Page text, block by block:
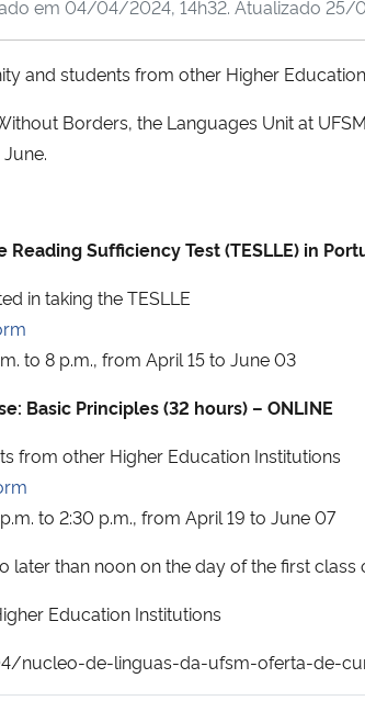
em 04/04/2024, 14h32. Atualizado 25/
and students from other Higher
Borders, the Languages Unit at
Sufficiency Test (TESLLE) in
in taking the TESLLE
to 8 p.m., from April 15 to June 03
Basic Principles (32 hours) – ONLINE
from other Higher Education Institutions
to 2:30 p.m., from April 19 to June 07
than noon on the day of the first class
Education Institutions
nucleo-de-linguas-da-ufsm-oferta-de-